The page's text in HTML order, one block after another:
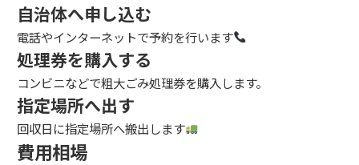
自治体へ申し込む
電話やインターネットで予約を行います
処理券を購入する
コンビニなどで粗大ごみ処理券を購入します。
指定場所へ出す
回収日に指定場所へ搬出します
費用相場